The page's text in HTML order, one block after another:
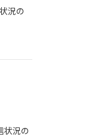
況の
状況の